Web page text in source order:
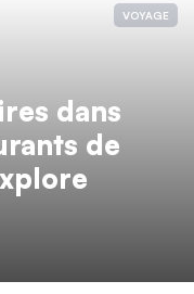
VOYAGE
dans
de